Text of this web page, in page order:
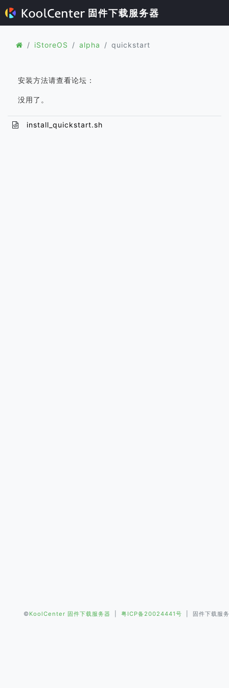
固件下载服务器
iStoreOS alpha quickstart
安装方法请查看论坛：
没用了。
install_quickstart.sh
©KoolCenter 固件下载服务器 粤ICP备20024441号 | 固件下载服